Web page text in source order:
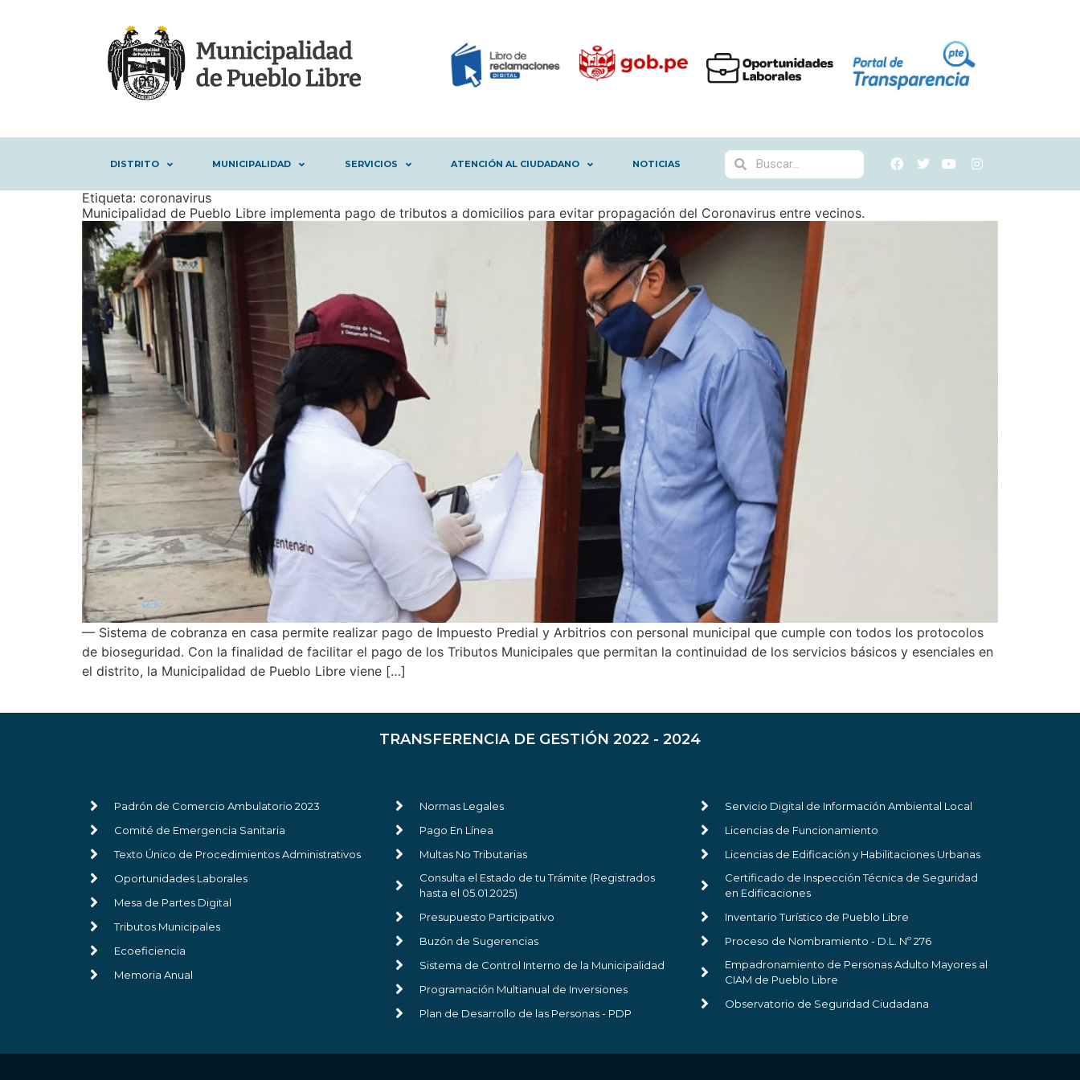
DISTRITO MUNICIPALIDAD SERVICIOS ATENCIÓN AL CIUDADANO NOTICIAS
Etiqueta: coronavirus
Municipalidad de Pueblo Libre implementa pago de tributos a domicilios para evitar propagación del Coronavirus entre vecinos.
— Sistema de cobranza en casa permite realizar pago de Impuesto Predial y Arbitrios con personal municipal que cumple con todos los protocolos
de bioseguridad. Con la finalidad de facilitar el pago de los Tributos Municipales que permitan la continuidad de los servicios básicos y esenciales en
el distrito, la Municipalidad de Pueblo Libre viene […]
TRANSFERENCIA DE GESTIÓN 2022 - 2024
Padrón de Comercio Ambulatorio 2023
Comité de Emergencia Sanitaria
Texto Único de Procedimientos Administrativos
Oportunidades Laborales
Mesa de Partes Digital
Tributos Municipales
Ecoeficiencia
Memoria Anual
Normas Legales
Pago En Línea
Multas No Tributarias
Consulta el Estado de tu Trámite (Registrados
hasta el 05.01.2025)
Presupuesto Participativo
Buzón de Sugerencias
Sistema de Control Interno de la Municipalidad
Programación Multianual de Inversiones
Plan de Desarrollo de las Personas - PDP
Servicio Digital de Información Ambiental Local
Licencias de Funcionamiento
Licencias de Edificación y Habilitaciones Urbanas
Certificado de Inspección Técnica de Seguridad
en Edificaciones
Inventario Turístico de Pueblo Libre
Proceso de Nombramiento - D.L. Nº 276
Empadronamiento de Personas Adulto Mayores al
CIAM de Pueblo Libre
Observatorio de Seguridad Ciudadana